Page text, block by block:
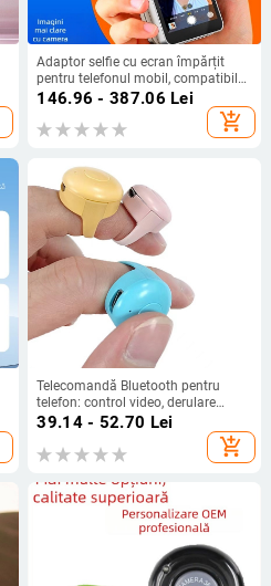
Adaptor selfie cu ecran împărțit
pentru telefonul mobil, compatibil
cu camera din spate iPhone și
display MagSafe, X40 model,
Bluetooth 4.0, Plastic, 100 g
146.96 - 387.06 Lei
add_shopping_cart
Telecomandă Bluetooth pentru
telefon: control video, derulare
pagini, like și selfie (wxlj-02,
39.14 - 52.70 Lei
add_shopping_cart